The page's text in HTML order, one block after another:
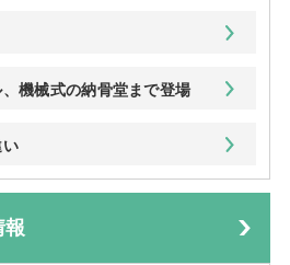
機械式の納骨堂まで登場
報